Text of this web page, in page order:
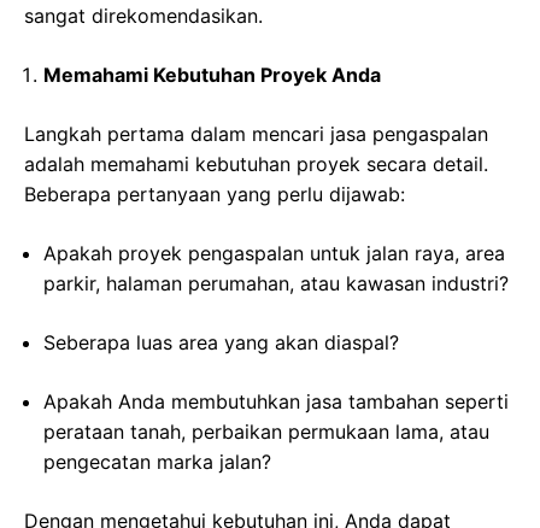
sangat direkomendasikan.
Memahami Kebutuhan Proyek Anda
Langkah pertama dalam mencari jasa pengaspalan
adalah memahami kebutuhan proyek secara detail.
Beberapa pertanyaan yang perlu dijawab:
Apakah proyek pengaspalan untuk jalan raya, area
parkir, halaman perumahan, atau kawasan industri?
Seberapa luas area yang akan diaspal?
Apakah Anda membutuhkan jasa tambahan seperti
perataan tanah, perbaikan permukaan lama, atau
pengecatan marka jalan?
Dengan mengetahui kebutuhan ini, Anda dapat